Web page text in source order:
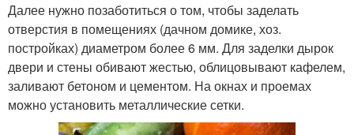
Далее нужно позаботиться о том, чтобы заделать
отверстия в помещениях (дачном домике, хоз.
постройках) диаметром более 6 мм. Для заделки дырок
двери и стены обивают жестью, облицовывают кафелем,
заливают бетоном и цементом. На окнах и проемах
можно установить металлические сетки.